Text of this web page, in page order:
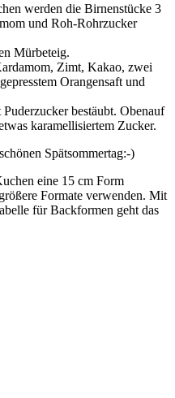
werden die Birnenstücke 3
und Roh-Rohrzucker
Mürbeteig.
Zimt, Kakao, zwei
Orangensaft und
bestäubt. Obenauf
karamellisiertem Zucker.
Spätsommertag:-)
eine 15 cm Form
Formate verwenden. Mit
für Backformen geht das